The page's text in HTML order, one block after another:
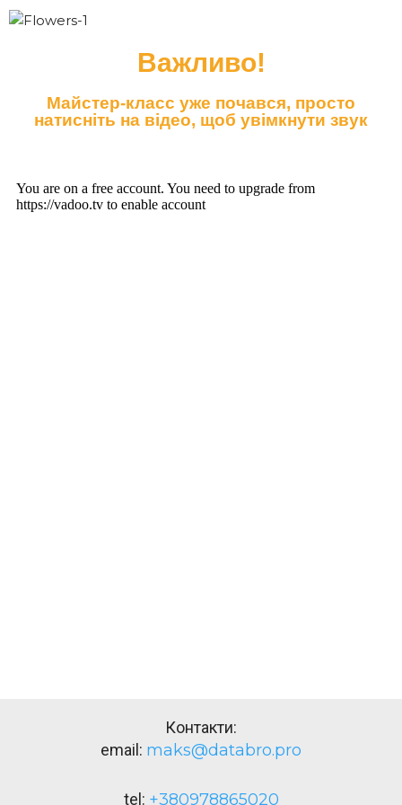
Важливо!
Майстер-класс уже почався, просто
натисніть на відео, щоб увімкнути звук
Контакти:
email: maks@databro.pro
tel: +380978865020